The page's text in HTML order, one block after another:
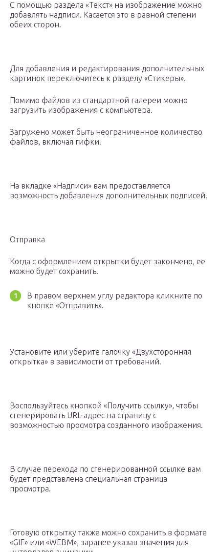
С помощью раздела «Текст» на изображение можно
добавлять надписи. Касается это в равной степени
обеих сторон.
Для добавления и редактирования дополнительных
картинок переключитесь к разделу «Стикеры».
Помимо файлов из стандартной галереи можно
загрузить изображения с компьютера.
Загружено может быть неограниченное количество
файлов, включая гифки.
На вкладке «Надписи» вам предоставляется
возможность добавления дополнительных подписей.
Отправка
Когда с оформлением открытки будет закончено, ее
можно будет сохранить.
В правом верхнем углу редактора кликните по
кнопке «Отправить».
Установите или уберите галочку «Двухсторонняя
открытка» в зависимости от требований.
Воспользуйтесь кнопкой «Получить ссылку», чтобы
сгенерировать URL-адрес на страницу с
возможностью просмотра созданного изображения.
В случае перехода по сгенерированной ссылке вам
будет представлена специальная страница
просмотра.
Готовую открытку также можно сохранить в формате
«GIF» или «WEBM», заранее указав значения для